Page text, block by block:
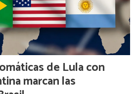
de Lula con
marcan las